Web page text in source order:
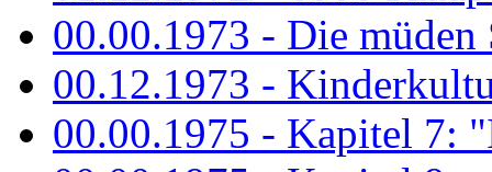
00.00.1973 - Die müden
00.12.1973 -
00.00.1975 - Kapitel 7: